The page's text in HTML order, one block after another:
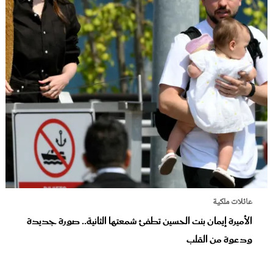
عائلات ملكية
الأميرة إيمان بنت الحسين تطفئ شمعتها الثانية.. صورة جديدة
ودعوة من القلب